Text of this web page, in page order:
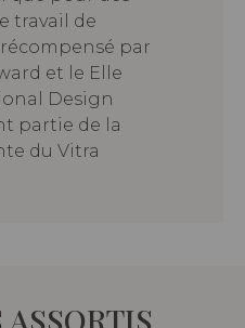
travail de
par
et le Elle
Design
partie de la
du Vitra